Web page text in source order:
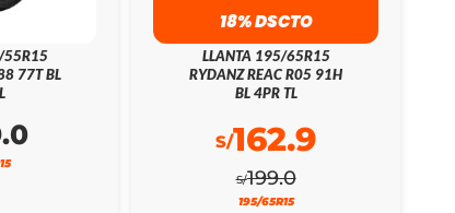
55R15
77T BL
18% DSCTO
LLANTA 195/65R15
RYDANZ REAC R05 91H
BL 4PR TL
S/199.0
S/162.9
195/65R15